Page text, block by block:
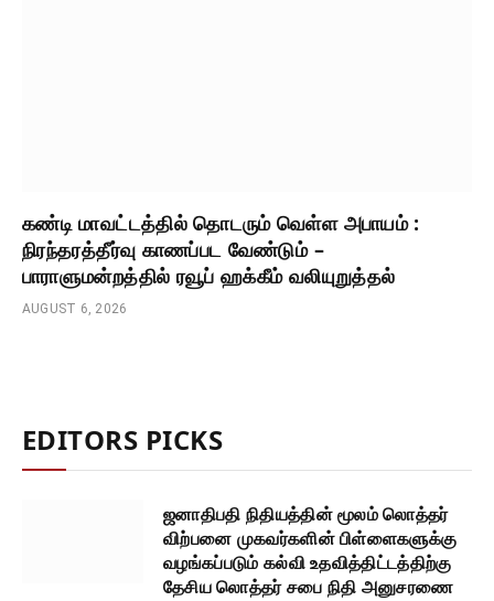
கண்டி மாவட்டத்தில் தொடரும் வெள்ள அபாயம் :
நிரந்தரத்தீர்வு காணப்பட வேண்டும் –
பாராளுமன்றத்தில் ரவூப் ஹக்கீம் வலியுறுத்தல்
AUGUST 6, 2026
EDITORS PICKS
ஜனாதிபதி நிதியத்தின் மூலம் லொத்தர்
விற்பனை முகவர்களின் பிள்ளைகளுக்கு
வழங்கப்படும் கல்வி உதவித்திட்டத்திற்கு
தேசிய லொத்தர் சபை நிதி அனுசரணை